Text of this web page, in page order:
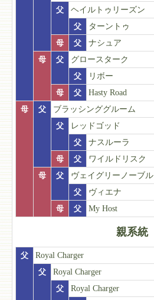
父
ヘイルトゥリーズン
父
ターントゥ
母
父
ナシュア
母
父
グロースターク
父
リボー
母
父
Hasty Road
母
父
ブラッシンググルーム
父
レッドゴッド
父
ナスルーラ
母
父
ワイルドリスク
母
父
ヴェイグリーノーブル
父
ヴィエナ
母
父 My Host
親系統
父
Royal Charger
父
Royal Charger
父
Royal Charger